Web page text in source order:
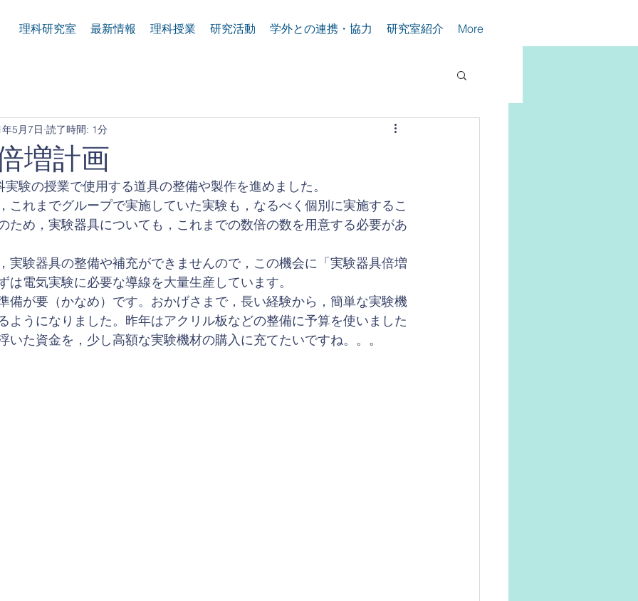
理科研究室 最新情報 理科授業 研究活動 学外との連携・協力 研究室紹介 More
増計画
5月7日 読了時間: 1分
験の授業で使用する道具の整備や製作を進めました。
これまでグループで実施していた実験も，なるべく個別に実施するこ
ため，実験器具についても，これまでの数倍の数を用意する必要があ
実験器具の整備や補充ができませんので，この機会に「実験器具倍増
は電気実験に必要な導線を大量生産しています。
備が要（かなめ）です。おかげさまで，長い経験から，簡単な実験機
ようになりました。昨年はアクリル板などの整備に予算を使いました
いた資金を，少し高額な実験機材の購入に充てたいですね。。。